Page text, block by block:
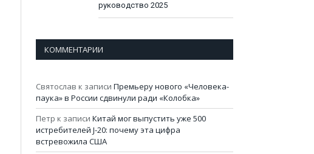
руководство 2025
КОММЕНТАРИИ
Святослав к записи Премьеру нового «Человека-
паука» в России сдвинули ради «Колобка»
Петр к записи Китай мог выпустить уже 500
истребителей J-20: почему эта цифра
встревожила США